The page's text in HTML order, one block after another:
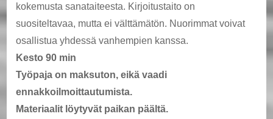
kokemusta sanataiteesta. Kirjoitustaito on
suositeltavaa, mutta ei välttämätön. Nuorimmat voivat
osallistua yhdessä vanhempien kanssa.
Kesto 90 min
Työpaja on maksuton, eikä vaadi
ennakkoilmoittautumista.
Materiaalit löytyvät paikan päältä.